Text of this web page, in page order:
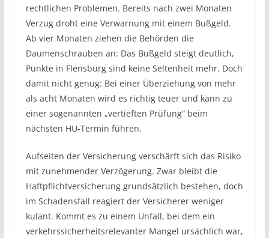
rechtlichen Problemen. Bereits nach zwei Monaten
Verzug droht eine Verwarnung mit einem Bußgeld.
Ab vier Monaten ziehen die Behörden die
Daumenschrauben an: Das Bußgeld steigt deutlich,
Punkte in Flensburg sind keine Seltenheit mehr. Doch
damit nicht genug: Bei einer Überziehung von mehr
als acht Monaten wird es richtig teuer und kann zu
einer sogenannten „vertieften Prüfung“ beim
nächsten HU-Termin führen.
Aufseiten der Versicherung verschärft sich das Risiko
mit zunehmender Verzögerung. Zwar bleibt die
Haftpflichtversicherung grundsätzlich bestehen, doch
im Schadensfall reagiert der Versicherer weniger
kulant. Kommt es zu einem Unfall, bei dem ein
verkehrssicherheitsrelevanter Mangel ursächlich war,